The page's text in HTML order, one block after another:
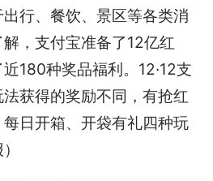
行、餐饮、景区等各类消
，支付宝准备了12亿红
180种奖品福利。12·12支
获得的奖励不同，有抢红
日开箱、开袋有礼四种玩